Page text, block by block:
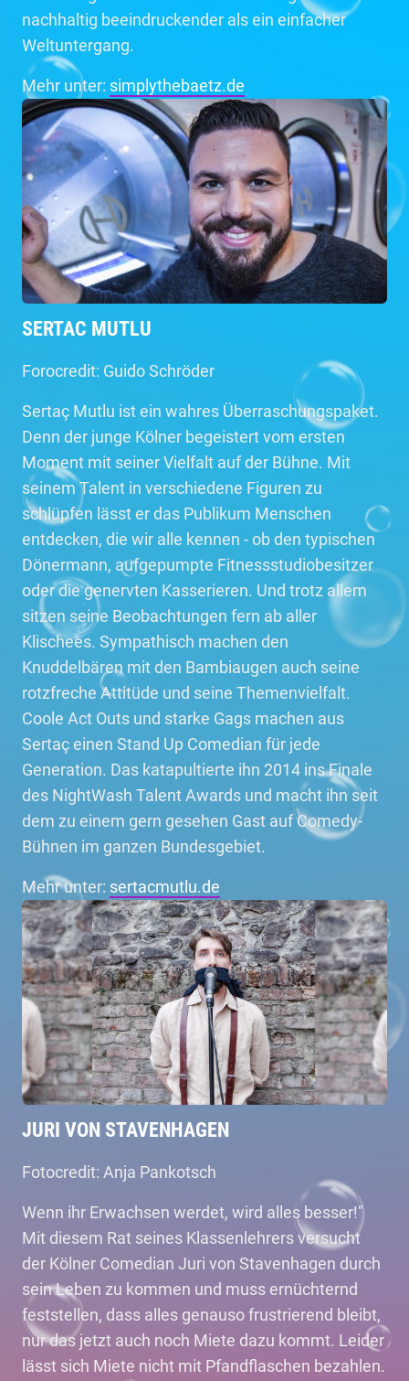
nachhaltig beeindruckender als ein einfacher
Weltuntergang.
Mehr unter: simplythebaetz.de
SERTAC MUTLU
Forocredit: Guido Schröder
Sertaç Mutlu ist ein wahres Überraschungspaket.
Denn der junge Kölner begeistert vom ersten
Moment mit seiner Vielfalt auf der Bühne. Mit
seinem Talent in verschiedene Figuren zu
schlüpfen lässt er das Publikum Menschen
entdecken, die wir alle kennen - ob den typischen
Dönermann, aufgepumpte Fitnessstudiobesitzer
oder die genervten Kasserieren. Und trotz allem
sitzen seine Beobachtungen fern ab aller
Klischees. Sympathisch machen den
Knuddelbären mit den Bambiaugen auch seine
rotzfreche Attitüde und seine Themenvielfalt.
Coole Act Outs und starke Gags machen aus
Sertaç einen Stand Up Comedian für jede
Generation. Das katapultierte ihn 2014 ins Finale
des NightWash Talent Awards und macht ihn seit
dem zu einem gern gesehen Gast auf Comedy-
Bühnen im ganzen Bundesgebiet.
Mehr unter: sertacmutlu.de
JURI VON STAVENHAGEN
Fotocredit: Anja Pankotsch
Wenn ihr Erwachsen werdet, wird alles besser!"
Mit diesem Rat seines Klassenlehrers versucht
der Kölner Comedian Juri von Stavenhagen durch
sein Leben zu kommen und muss ernüchternd
feststellen, dass alles genauso frustrierend bleibt,
nur das jetzt auch noch Miete dazu kommt. Leider
lässt sich Miete nicht mit Pfandflaschen bezahlen.